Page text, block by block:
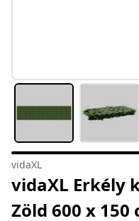
vidaXL
vidaXL Erkély
Zöld 600 x 150